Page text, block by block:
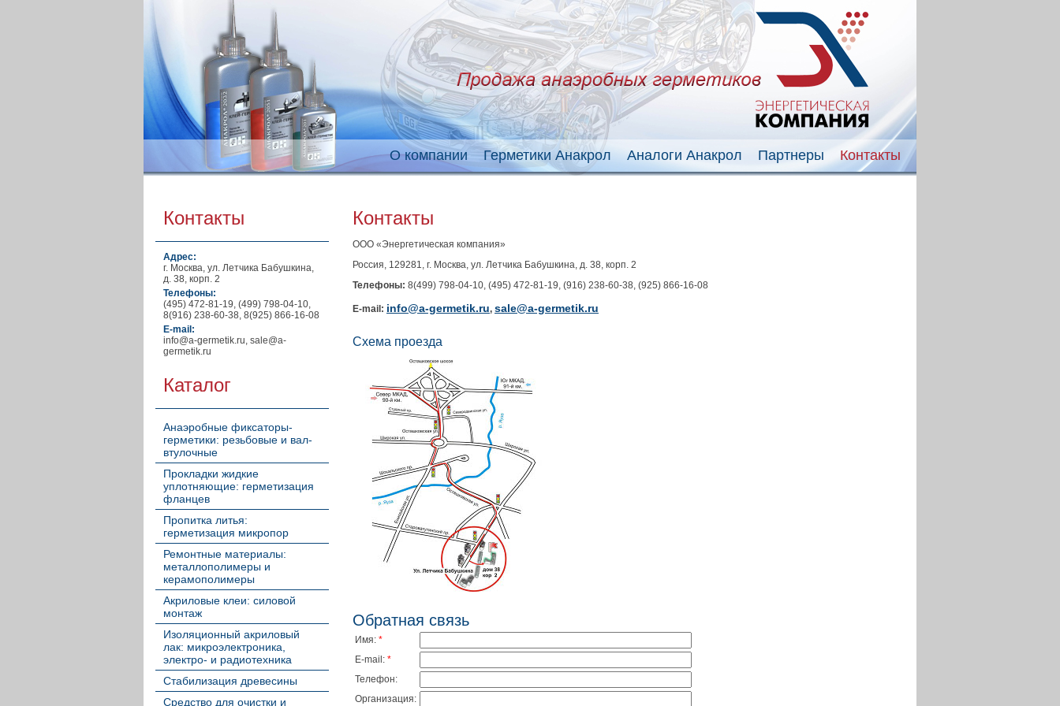
О компании Герметики Анакрол Аналоги Анакрол Партнеры Контакты
Контакты
Адрес:
г. Москва, ул. Летчика Бабушкина,
д. 38, корп. 2
Телефоны:
(495) 472-81-19, (499) 798-04-10,
8(916) 238-60-38, 8(925) 866-16-08
E-mail:
info@a-germetik.ru, sale@a-
germetik.ru
Каталог
Анаэробные фиксаторы-
герметики: резьбовые и вал-
втулочные
Прокладки жидкие
уплотняющие: герметизация
фланцев
Пропитка литья:
герметизация микропор
Ремонтные материалы:
металлополимеры и
керамополимеры
Акриловые клеи: силовой
монтаж
Изоляционный акриловый
лак: микроэлектроника,
электро- и радиотехника
Стабилизация древесины
Средство для очистки и
Контакты
ООО «Энергетическая компания»
Россия, 129281, г. Москва, ул. Летчика Бабушкина, д. 38, корп. 2
Телефоны: 8(499) 798-04-10, (495) 472-81-19, (916) 238-60-38, (925) 866-16-08
E-mail: info@a-germetik.ru, sale@a-germetik.ru
Схема проезда
Обратная связь
Имя: *
E-mail: *
Телефон:
Организация: